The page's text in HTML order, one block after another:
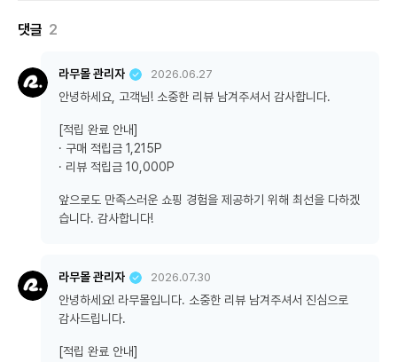
댓글 2
라무몰 관리자 2026.06.27
안녕하세요, 고객님! 소중한 리뷰 남겨주셔서 감사합니다.
[적립 완료 안내]
· 구매 적립금 1,215P
· 리뷰 적립금 10,000P
앞으로도 만족스러운 쇼핑 경험을 제공하기 위해 최선을 다하겠
습니다. 감사합니다!
라무몰 관리자 2026.07.30
안녕하세요! 라무몰입니다. 소중한 리뷰 남겨주셔서 진심으로
감사드립니다.
[적립 완료 안내]